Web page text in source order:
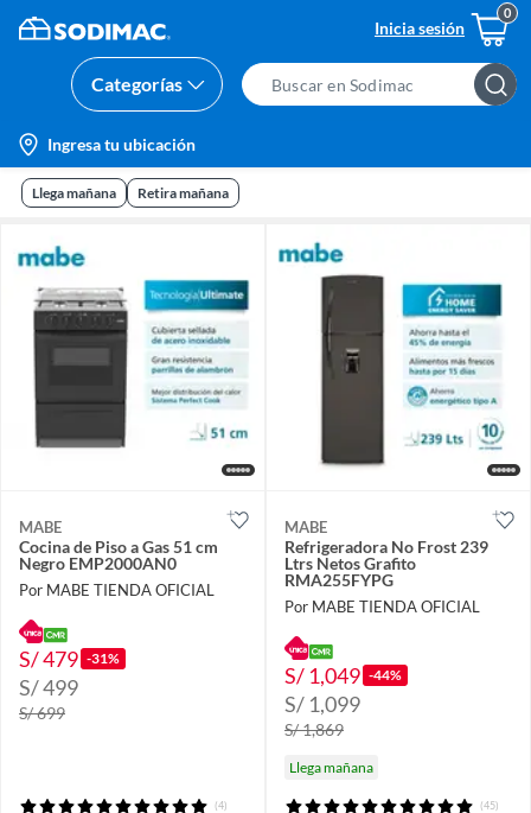
Inicia sesión
Categorías
Search
Bar
location-
icon
Ingresa tu ubicación
Llega mañana Retira mañana
MABE
Cocina de Piso a Gas 51 cm
Negro EMP2000AN0
Por MABE TIENDA OFICIAL
S/ 479 -31%
S/ 499
S/ 699
(4)
MABE
Refrigeradora No Frost 239
Ltrs Netos Grafito
RMA255FYPG
Por MABE TIENDA OFICIAL
S/ 1,049 -44%
S/ 1,099
S/ 1,869
Llega mañana
(45)